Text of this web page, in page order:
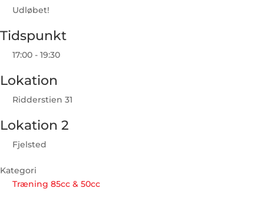
Udløbet!
Tidspunkt
17:00 - 19:30
Lokation
Ridderstien 31
Lokation 2
Fjelsted
Kategori
Træning 85cc & 50cc